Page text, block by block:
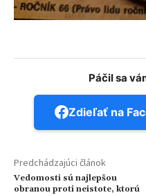
Páčil sa
Zdieľať na
Predchádzajúci článok
Vedomosti sú najlepšou
obranou proti neistote, ktorú